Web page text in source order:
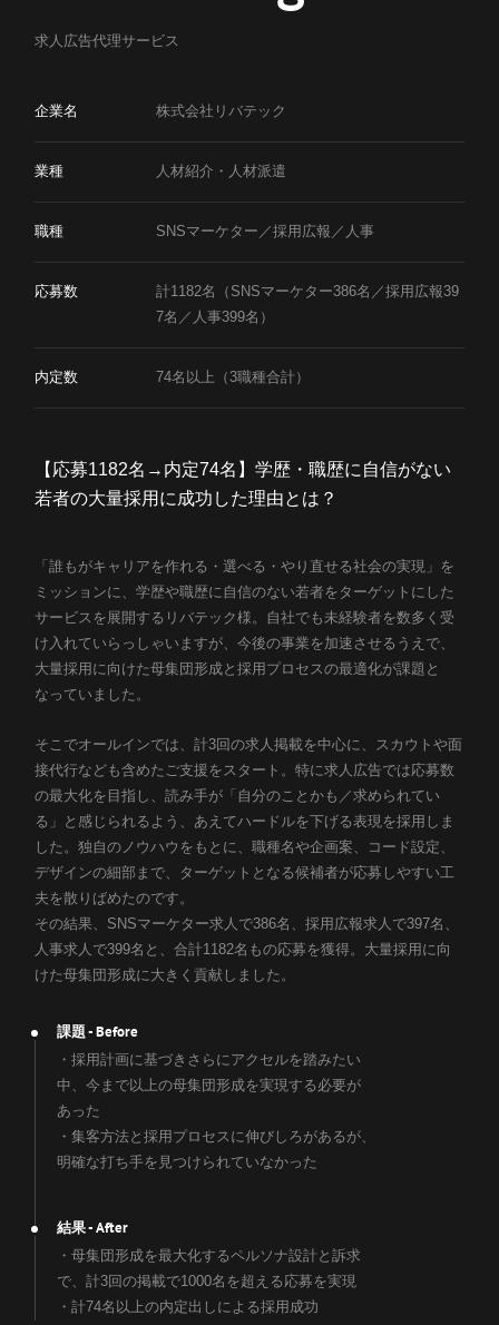
採用情報
イントロダクション
Heroes
Story
Culture
Job list
Entry
エントリー
ニュース
求人広告代理サービス
企業名 株式会社リバテック
業種 人材紹介・人材派遣
職種 SNSマーケター／採用広報／人事
応募数
計1182名（SNSマーケター386名／採用広報39
7名／人事399名）
内定数 74名以上（3職種合計）
【応募1182名→内定74名】学歴・職歴に自信がない
若者の大量採用に成功した理由とは？
「誰もがキャリアを作れる・選べる・やり直せる社会の実現」を
ミッションに、学歴や職歴に自信のない若者をターゲットにした
サービスを展開するリバテック様。自社でも未経験者を数多く受
け入れていらっしゃいますが、今後の事業を加速させるうえで、
大量採用に向けた母集団形成と採用プロセスの最適化が課題と
なっていました。
そこでオールインでは、計3回の求人掲載を中心に、スカウトや面
接代行なども含めたご支援をスタート。特に求人広告では応募数
の最大化を目指し、読み手が「自分のことかも／求められてい
る」と感じられるよう、あえてハードルを下げる表現を採用しま
した。独自のノウハウをもとに、職種名や企画案、コード設定、
デザインの細部まで、ターゲットとなる候補者が応募しやすい工
夫を散りばめたのです。
その結果、SNSマーケター求人で386名、採用広報求人で397名、
人事求人で399名と、合計1182名もの応募を獲得。大量採用に向
けた母集団形成に大きく貢献しました。
課題 - Before
・採用計画に基づきさらにアクセルを踏みたい
中、今まで以上の母集団形成を実現する必要が
あった
・集客方法と採用プロセスに伸びしろがあるが、
明確な打ち手を見つけられていなかった
結果- After
・母集団形成を最大化するペルソナ設計と訴求
で、計3回の掲載で1000名を超える応募を実現
・計74名以上の内定出しによる採用成功